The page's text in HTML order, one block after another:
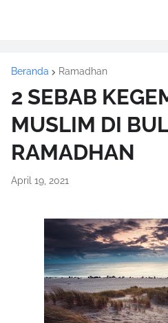
Beranda Ramadhan
2 SEBAB
MUSLIM DI
RAMADHAN
April 19, 2021